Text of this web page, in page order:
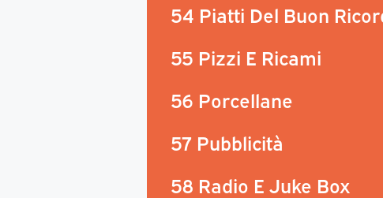
54 Piatti Del Buon
55 Pizzi E Ricami
56 Porcellane
57 Pubblicità
58 Radio E Juke Box